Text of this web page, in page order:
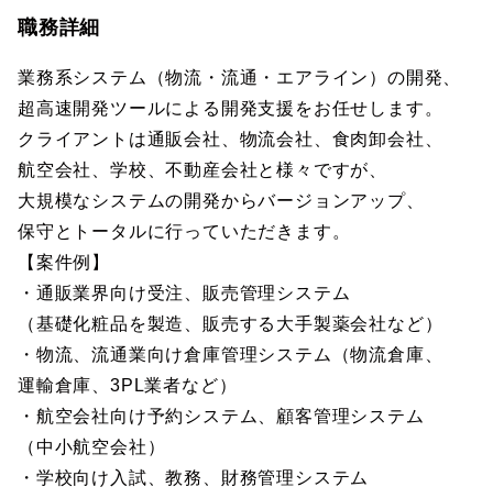
職務詳細
業務系システム（物流・流通・エアライン）の開発、
超高速開発ツールによる開発支援をお任せします。
クライアントは通販会社、物流会社、食肉卸会社、
航空会社、学校、不動産会社と様々ですが、
大規模なシステムの開発からバージョンアップ、
保守とトータルに行っていただきます。
【案件例】
・通販業界向け受注、販売管理システム
（基礎化粧品を製造、販売する大手製薬会社など）
・物流、流通業向け倉庫管理システム（物流倉庫、
運輸倉庫、3PL業者など）
・航空会社向け予約システム、顧客管理システム
（中小航空会社）
・学校向け入試、教務、財務管理システム